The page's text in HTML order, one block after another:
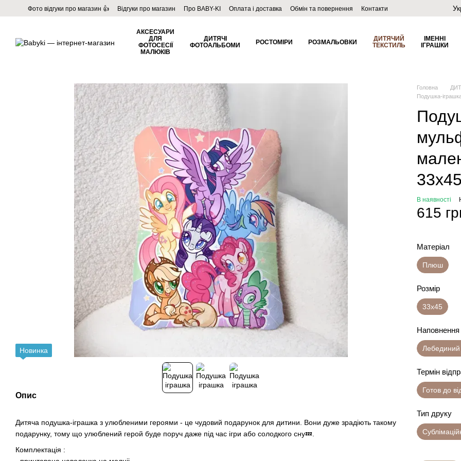
Перейти до основного контенту
Фото відгуки про магазин 👍 Відгуки про магазин Про BABY-KI Оплата і доставка Обмін та повернення
Контакти
Угода користувача
Договір публічної оферти Блог
АКСЕСУАРИ
ДЛЯ
ФОТОСЕСІЇ
МАЛЮКІВ
ДИТЯЧІ
ФОТОАЛЬБОМИ
РОСТОМІРИ РОЗМАЛЬОВКИ
ДИТЯЧИЙ
ТЕКСТИЛЬ
ІМЕННІ
ІГРАШКИ
Новинка
Опис
Дитяча подушка-іграшка з улюбленими героями - це чудовий подарунок для дитини. Вони дуже зрадіють такому
подарунку, тому що улюблений герой буде поруч даже під час ігри або солодкого сну💤.
Комплектація :
Головна
Подушка-
В наявності
615
Матеріал
Плюш
Розмір
33х45
Наповнення
Термін
Готов до
Тип друку